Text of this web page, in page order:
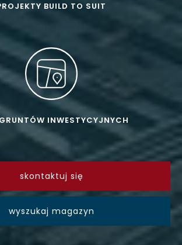
BUILD TO SUIT
INWESTYCYJNYCH
skontaktuj się
wyszukaj magazyn